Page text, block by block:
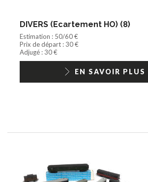
DIVERS (Ecartement HO) (8)
Estimation : 50/60 €
Prix de départ : 30 €
Adjugé : 30 €
EN SAVOIR PLUS